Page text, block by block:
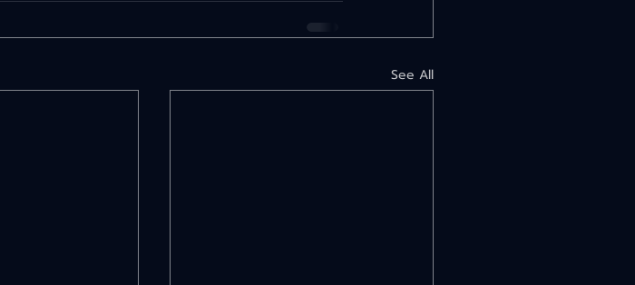
See All